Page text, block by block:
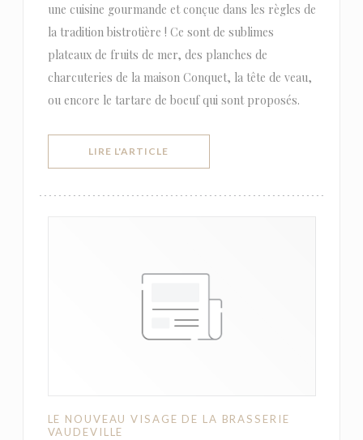
une cuisine gourmande et conçue dans les règles de
la tradition bistrotière ! Ce sont de sublimes
plateaux de fruits de mer, des planches de
charcuteries de la maison Conquet, la tête de veau,
ou encore le tartare de boeuf qui sont proposés.
LIRE L'ARTICLE
LE NOUVEAU VISAGE DE LA BRASSERIE
VAUDEVILLE